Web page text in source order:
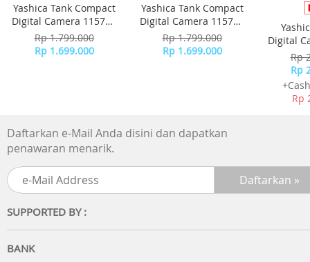
Yashica Tank Compact
Digital Camera 115755
- Brown
Rp 1.799.000
Rp 1.699.000
Yashica Tank Compact
Digital Camera 115756
- Sky Blue
Rp 1.799.000
Rp 1.699.000
Digital
Rp
Rp
Rp
Daftarkan e-Mail Anda disini dan dapatkan
penawaran menarik.
SUPPORTED BY :
BANK